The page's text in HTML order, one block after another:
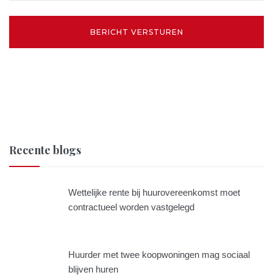
Recente blogs
Wettelijke rente bij huurovereenkomst moet
contractueel worden vastgelegd
Huurder met twee koopwoningen mag sociaal
blijven huren